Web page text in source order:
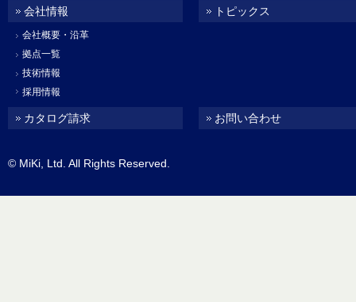
会社情報
会社概要・沿革
拠点一覧
技術情報
採用情報
トピックス
カタログ請求 お問い合わせ
© MiKi, Ltd. All Rights Reserved.